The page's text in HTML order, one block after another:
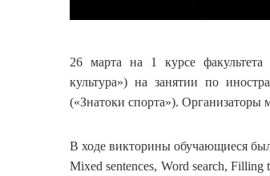
26 марта на 1 курсе факультета
культура») на занятии по
(«Знатоки спорта»).
В ходе викторины обучающиеся
Mixed sentences, Word search, Filling